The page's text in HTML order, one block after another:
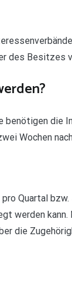
des Besitzes
die
Wochen
Quartal
werden kann.
die